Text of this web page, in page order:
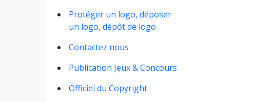
Protéger un logo, déposer
un logo, dépôt de logo
Contactez nous
Publication Jeux & Concours
Officiel du Copyright